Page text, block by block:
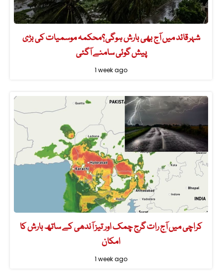
شہرقائد میں آج بھی بارش ہوگی؟محکمہ موسمیات کی بڑی
پیش گوئی سامنے آگئی
1 week ago
کراچی میں آج رات گرج چمک اور تیز آندھی کے ساتھ بارش کا
امکان
1 week ago